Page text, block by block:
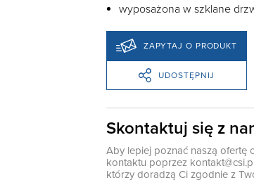
wyposażona w szklane
ZAPYTAJ O PRODUKT
UDOSTĘPNIJ
Skontaktuj się z
Aby lepiej poznać naszą ofertę
kontaktu poprzez
którzy doradzą Ci zgodnie z